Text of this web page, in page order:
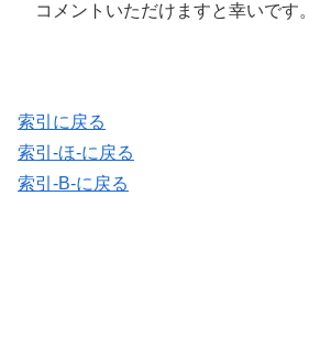
コメントいただけますと幸いです。
索引に戻る
索引-ほ-に戻る
索引-B-に戻る